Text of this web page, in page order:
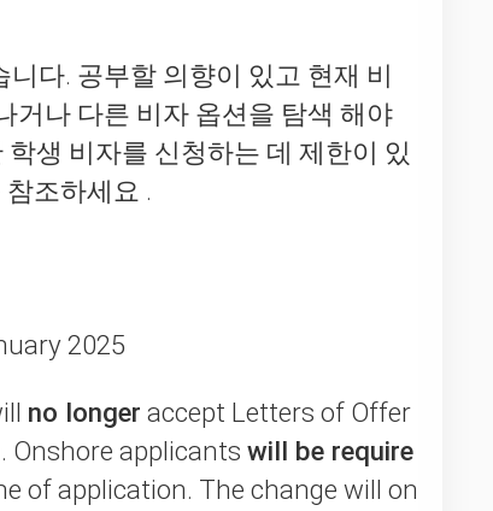
다. 공부할 의향이 있고 현재 비
거나 다른 비자 옵션을 탐색 해야
생 비자를 신청하는 데 제한이 있
참조하세요 .
2025
no longer accept Letters of Offer
Onshore applicants will be require
of application. The change will on